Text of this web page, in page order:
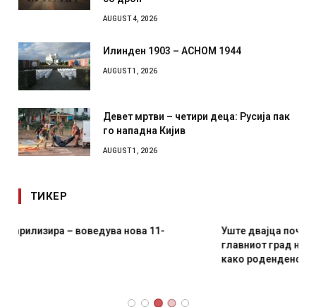
со дрон
Илинден 1903 – АСНОМ 1944
Девет мртви – четири деца: Русија пак
го нападна Кијив
Уште двајца починаа од повредите во ресторан во
главниот град на Русуија – експлозивот бил завиткан